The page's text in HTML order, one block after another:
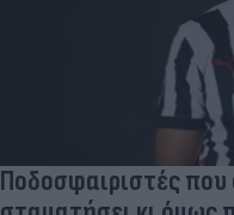
Ποδοσφαιριστές που